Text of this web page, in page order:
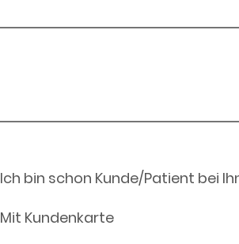
Ich bin schon Kunde/Patient bei
Mit Kundenkarte